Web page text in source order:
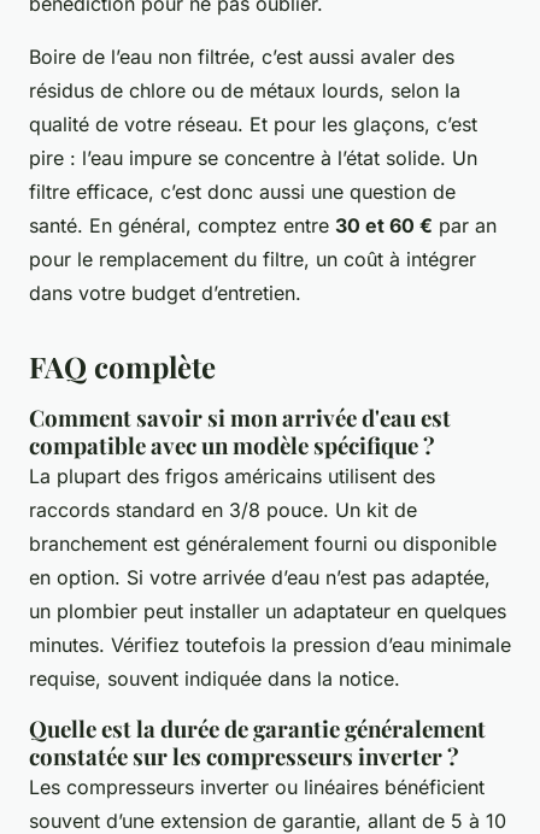
Boire de l’eau non filtrée, c’est aussi avaler des
résidus de chlore ou de métaux lourds, selon la
qualité de votre réseau. Et pour les glaçons, c’est
pire : l’eau impure se concentre à l’état solide. Un
filtre efficace, c’est donc aussi une question de
santé. En général, comptez entre 30 et 60 € par an
pour le remplacement du filtre, un coût à intégrer
dans votre budget d’entretien.
FAQ complète
Comment savoir si mon arrivée d'eau est
compatible avec un modèle spécifique ?
La plupart des frigos américains utilisent des
raccords standard en 3/8 pouce. Un kit de
branchement est généralement fourni ou disponible
en option. Si votre arrivée d’eau n’est pas adaptée,
un plombier peut installer un adaptateur en quelques
minutes. Vérifiez toutefois la pression d’eau minimale
requise, souvent indiquée dans la notice.
Quelle est la durée de garantie généralement
constatée sur les compresseurs inverter ?
Les compresseurs inverter ou linéaires bénéficient
souvent d’une extension de garantie, allant de 5 à 10